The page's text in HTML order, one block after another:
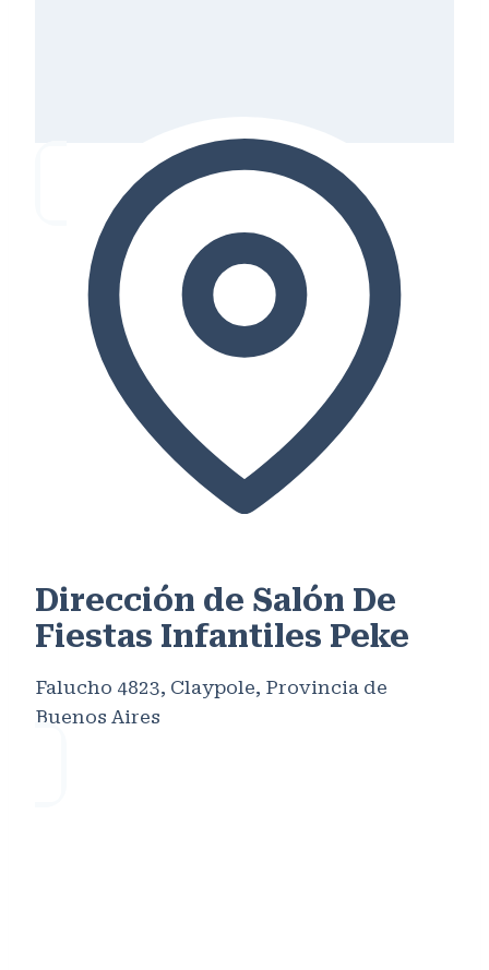
Dirección de Salón De
Fiestas Infantiles Peke
Falucho 4823, Claypole, Provincia de
Buenos Aires